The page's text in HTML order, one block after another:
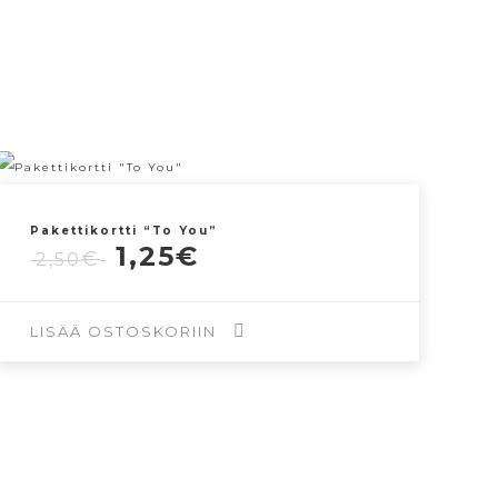
Pakettikortti “To You”
2,50€
Alkuperäinen
2,50€.
1,25€
1,25€.
LISÄÄ OSTOSKORIIN